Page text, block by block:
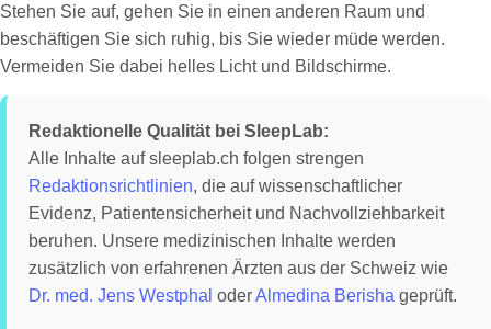
Stehen Sie auf, gehen Sie in einen anderen Raum und
beschäftigen Sie sich ruhig, bis Sie wieder müde werden.
Vermeiden Sie dabei helles Licht und Bildschirme.
Redaktionelle Qualität bei SleepLab:
Alle Inhalte auf sleeplab.ch folgen strengen
Redaktionsrichtlinien, die auf wissenschaftlicher
Evidenz, Patientensicherheit und Nachvollziehbarkeit
beruhen. Unsere medizinischen Inhalte werden
zusätzlich von erfahrenen Ärzten aus der Schweiz wie
Dr. med. Jens Westphal oderAlmedina Berisha geprüft.